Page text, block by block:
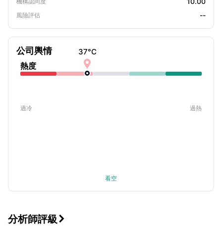
風險評估 --
公司輿情
熱度
37°C

過冷 過熱
看空
分析師評級 